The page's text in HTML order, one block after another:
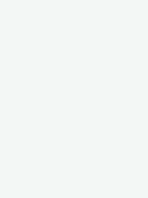
600 Ordensschwestern beteiligt
aus 20 Jahren Forschung mit den
ansehen. Wir freuen uns über